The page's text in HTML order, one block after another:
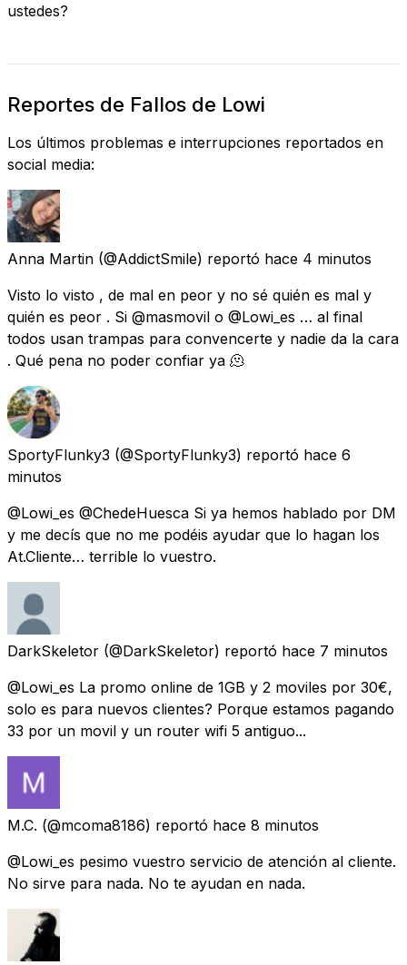
ustedes?
Reportes de Fallos de Lowi
Los últimos problemas e interrupciones reportados en
social media:
Anna Martin (@AddictSmile) reportó hace 4 minutos
Visto lo visto , de mal en peor y no sé quién es mal y
quién es peor . Si @masmovil o @Lowi_es … al final
todos usan trampas para convencerte y nadie da la cara
. Qué pena no poder confiar ya 🫠
SportyFlunky3 (@SportyFlunky3) reportó hace 6
minutos
@Lowi_es @ChedeHuesca Si ya hemos hablado por DM
y me decís que no me podéis ayudar que lo hagan los
At.Cliente… terrible lo vuestro.
DarkSkeletor (@DarkSkeletor) reportó hace 7 minutos
@Lowi_es La promo online de 1GB y 2 moviles por 30€,
solo es para nuevos clientes? Porque estamos pagando
33 por un movil y un router wifi 5 antiguo...
M.C. (@mcoma8186) reportó hace 8 minutos
@Lowi_es pesimo vuestro servicio de atención al cliente.
No sirve para nada. No te ayudan en nada.